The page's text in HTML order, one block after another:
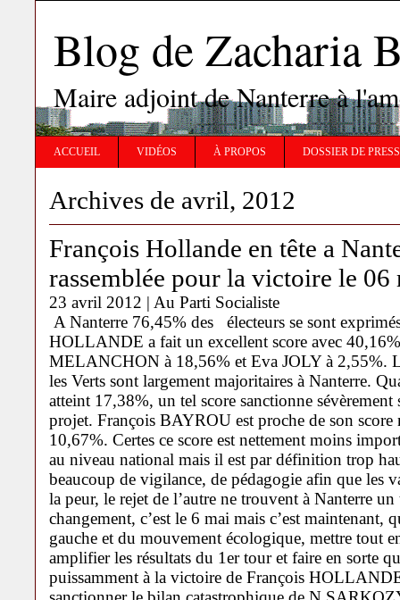
Blog de Zacharia
Maire adjoint de Nanterre à
ACCUEIL VIDÉOS À PROPOS DOSSIER DE
Archives de avril, 2012
François Hollande en tête a
rassemblée pour la victoire le 06
23 avril 2012 | Au Parti Socialiste
A Nanterre 76,45% des électeurs se sont
HOLLANDE a fait un excellent score avec
MELANCHON à 18,56% et Eva JOLY à 2,55%.
les Verts sont largement majoritaires à Nanterre.
atteint 17,38%, un tel score sanctionne
projet. François BAYROU est proche de son score
10,67%. Certes ce score est nettement moins
au niveau national mais il est par définition trop
beaucoup de vigilance, de pédagogie afin que les
la peur, le rejet de l’autre ne trouvent à Nanterre
changement, c’est le 6 mai mais c’est maintenant,
gauche et du mouvement écologique, mettre tout
amplifier les résultats du 1er tour et faire en sorte
puissamment à la victoire de François